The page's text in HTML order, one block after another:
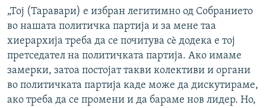
„Тој (Таравари) е избран легитимно од Собранието
во нашата политичка партија и за мене таа
хиерархија треба да се почитува сè додека е тој
претседател на политичката партија. Ако имаме
замерки, затоа постојат такви колективи и органи
во политичката партија каде може да дискутираме,
ако треба да се промени и да бараме нов лидер. Но,